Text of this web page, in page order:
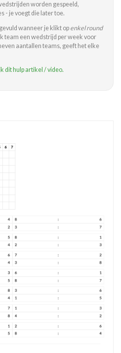
worden gespeeld,
- je voegt die later toe.
wanneer je klikt op enkel round
team een wedstrijd per week voor
aantallen teams, geeft het elke
dit hulp artikel / video.